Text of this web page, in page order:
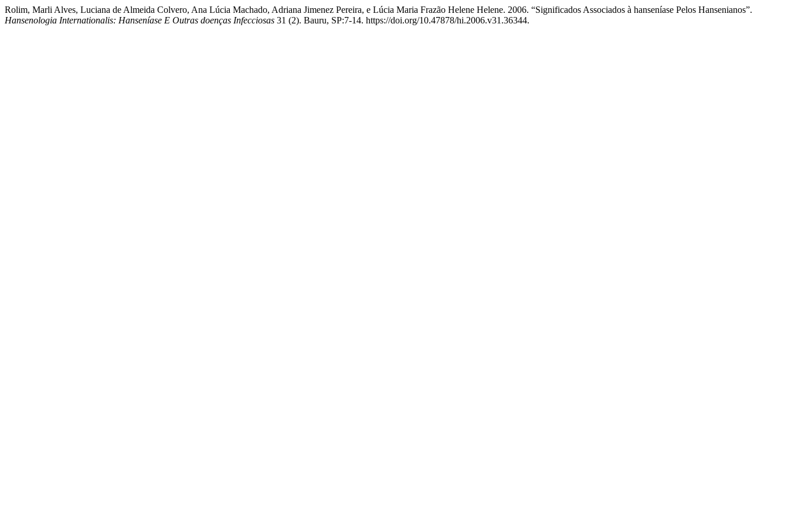
Rolim, Marli Alves, Luciana de Almeida Colvero, Ana Lúcia Machado, Adriana Jimenez Pereira, e Lúcia Maria Frazão Helene Helene. 2006. “Significados Associados à hanseníase Pelos Hansenianos”.
Hansenologia Internationalis: Hanseníase E Outras doenças Infecciosas 31 (2). Bauru, SP:7-14. https://doi.org/10.47878/hi.2006.v31.36344.